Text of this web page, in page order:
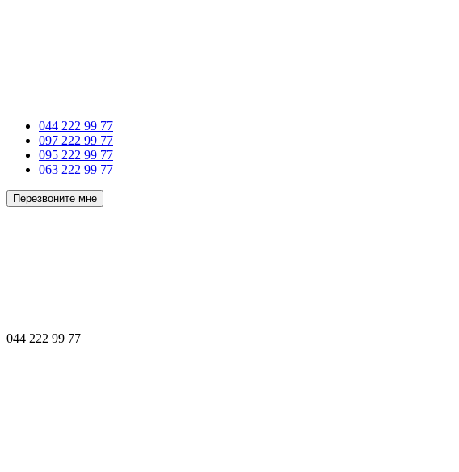
044 222 99 77
097 222 99 77
095 222 99 77
063 222 99 77
Перезвоните мне
044 222 99 77